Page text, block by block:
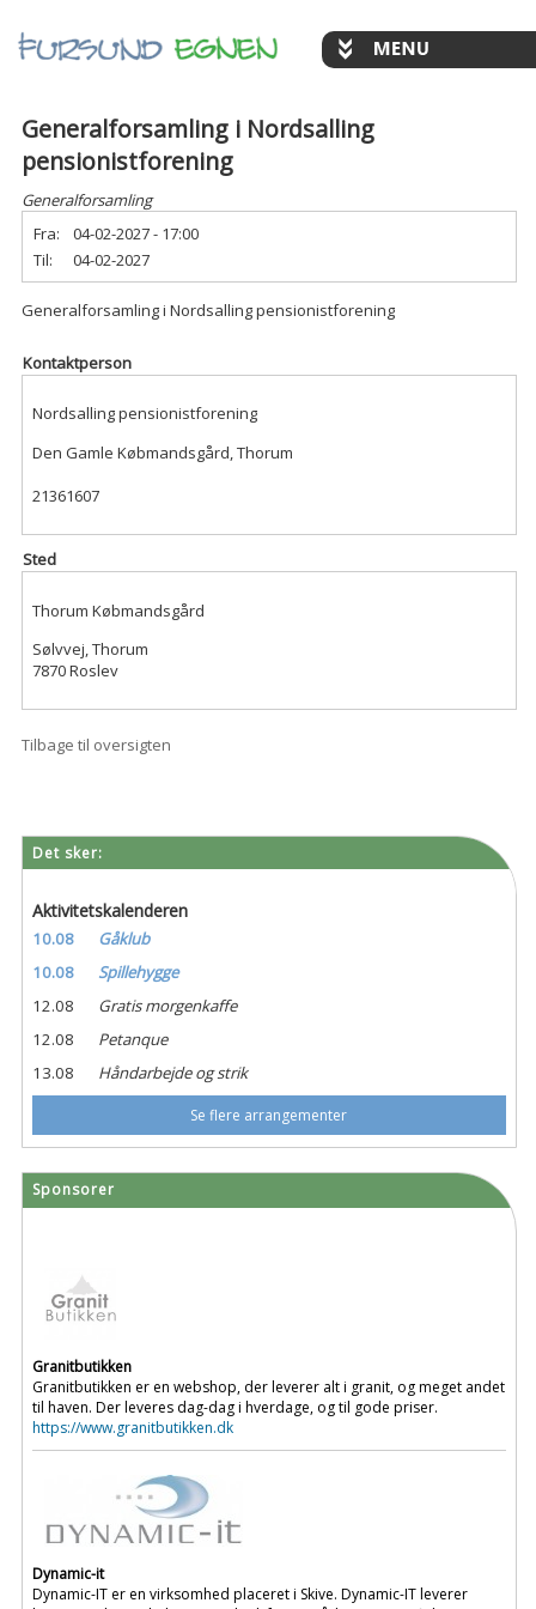
Generalforsamling i Nordsalling
pensionistforening
Generalforsamling
Fra:
04-02-2027 - 17:00
Til:
04-02-2027
Generalforsamling i Nordsalling pensionistforening
Kontaktperson
Nordsalling pensionistforening
Den Gamle Købmandsgård, Thorum
21361607
Sted
Thorum Købmandsgård
Sølvvej, Thorum
7870 Roslev
Tilbage til oversigten
Det sker:
Aktivitetskalenderen
10.08
Gåklub
10.08
Spillehygge
12.08
Gratis morgenkaffe
12.08
Petanque
13.08
Håndarbejde og strik
Se flere arrangementer
Sponsorer
Granitbutikken
Granitbutikken er en webshop, der leverer alt i granit, og meget andet
til haven. Der leveres dag-dag i hverdage, og til gode priser.
https://www.granitbutikken.dk
Dynamic-it
Dynamic-IT er en virksomhed placeret i Skive. Dynamic-IT leverer